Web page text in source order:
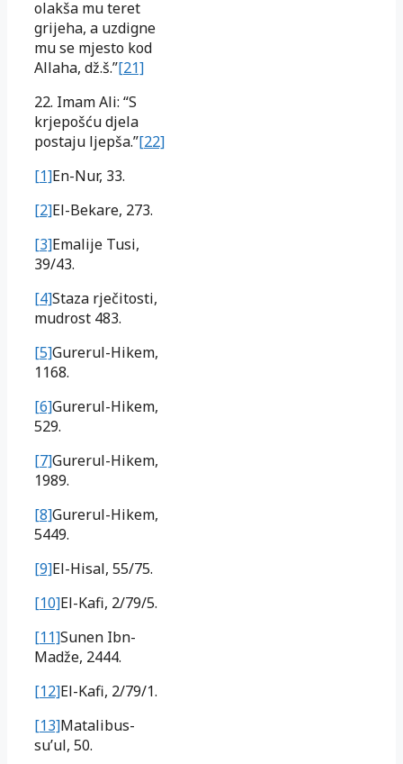
olakša mu teret
grijeha, a uzdigne
mu se mjesto kod
Allaha, dž.š.”[21]
22. Imam Ali: “S
krjepošću djela
postaju ljepša.”[22]
[1]En-Nur, 33.
[2]El-Bekare, 273.
[3]Emalije Tusi,
39/43.
[4]Staza rječitosti,
mudrost 483.
[5]Gurerul-Hikem,
1168.
[6]Gurerul-Hikem,
529.
[7]Gurerul-Hikem,
1989.
[8]Gurerul-Hikem,
5449.
[9]El-Hisal, 55/75.
[10]El-Kafi, 2/79/5.
[11]Sunen Ibn-
Madže, 2444.
[12]El-Kafi, 2/79/1.
[13]Matalibus-
su’ul, 50.